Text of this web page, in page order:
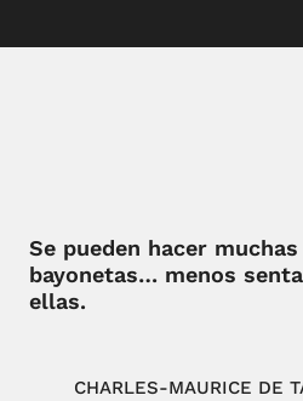
Se pueden hacer
bayonetas… menos
ellas.
CHARLES-MAURICE DE